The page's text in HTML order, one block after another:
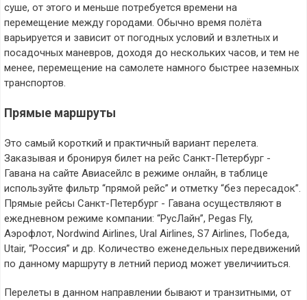
суше, от этого и меньше потребуется времени на
перемещение между городами. Обычно время полёта
варьируется и зависит от погодных условий и взлетных и
посадочных маневров, доходя до нескольких часов, и тем не
менее, перемещение на самолете намного быстрее наземных
транспортов.
Прямые маршруты
Это самый короткий и практичный вариант перелета.
Заказывая и бронируя билет на рейс Санкт-Петербург -
Гавана на сайте Авиасейлс в режиме онлайн, в таблице
используйте фильтр “прямой рейс” и отметку “без пересадок”.
Прямые рейсы Санкт-Петербург - Гавана осуществляют в
ежедневном режиме компании: “РусЛайн”, Pegas Fly,
Аэрофлот, Nordwind Airlines, Ural Airlines, S7 Airlines, Победа,
Utair, “Россия” и др. Количество еженедельных передвижений
по данному маршруту в летний период может увеличииться.
Перелеты в данном направлении бывают и транзитными, от